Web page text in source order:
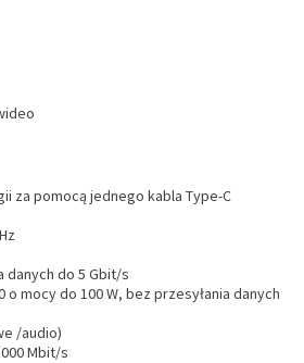
za pomocą jednego kabla Type-C
danych do 5 Gbit/s
mocy do 100 W, bez przesyłania danych
/audio)
Mbit/s